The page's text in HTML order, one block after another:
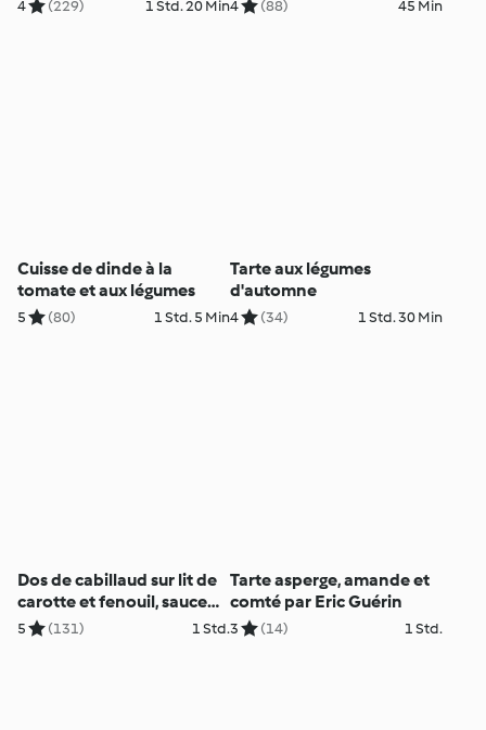
4 (229) 1 Std. 20 Min4 (88) 45 Min
Cuisse de dinde à la
tomate et aux légumes
5 (80) 1 Std. 5 Min
Tarte aux légumes
d'automne
4 (34) 1 Std. 30 Min
Dos de cabillaud sur lit de
carotte et fenouil, sauce
crème moutarde
5 (131) 1 Std.
Tarte asperge, amande et
comté par Eric Guérin
3 (14) 1 Std.